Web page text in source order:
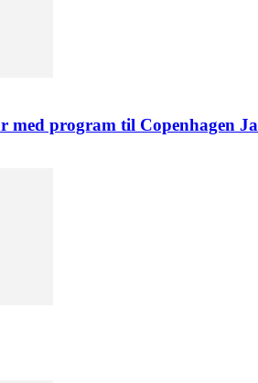
med program til Copenhagen